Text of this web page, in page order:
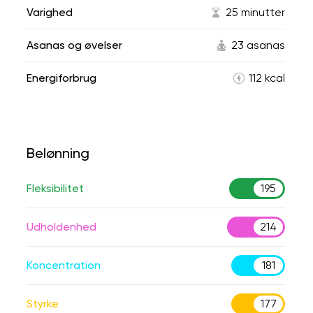
Varighed 25 minutter
Asanas og øvelser 23 asanas
Energiforbrug 112 kcal
Belønning
Fleksibilitet 195
Udholdenhed 214
Koncentration 181
Styrke 177